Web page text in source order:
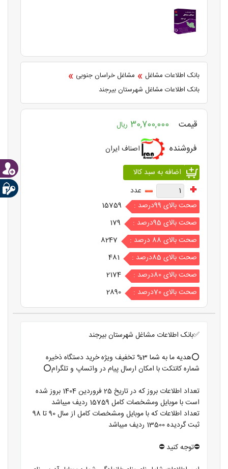
بانک اطلاعات مشاغل » مشاغل خراسان جنوبی »
بانک اطلاعات مشاغل شهرستان بیرجند
قیمت 30,700,000 ریال
فروشنده اصناف ایران
عدد
صحت بالای 99درصد :
15759
صحت بالای 95درصد :
179
صحت بالای 88 درصد :
8247
صحت بالای 85درصد :
481
صحت بالای 80درصد :
2174
صحت بالای 70درصد :
2890
✅بانک اطلاعات مشاغل شهرستان بیرجند
⭕️هدیه ما به شما 3% تخفیف ویژه خرید دستگاه ذخیره
شماره کانتکت با امکان ارسال پیام در واتساپ و تلگرام⭕️
تعداد اطلاعات بروز که در تاریخ 25 فروردین 1404 بروز شده
است با موبایل ومشخصات کامل 15759 ردیف میباشد
تعداد اطلاعات که با موبایل ومشخصات کامل از سال 90 تا 98
ثبت گردیده 13500 ردیف میباشد
⛔️توجه کنید ⛔️